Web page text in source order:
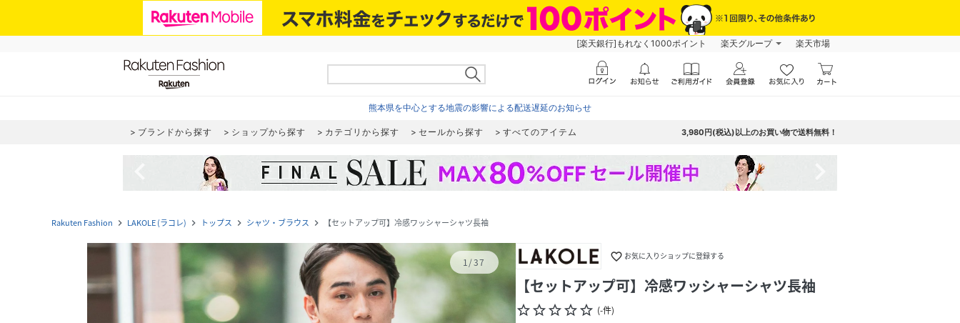
[楽天銀行]もれなく1000ポイント 楽天グループ 楽天市場
熊本県を中心とする地震の影響による配送遅延のお知らせ
ブランドから探す ショップから探す カテゴリから探す セールから探す すべてのアイテム 3,980円(税込)以上のお買い物で送料無料！
Rakuten Fashion navigate_next LAKOLE (ラコレ) navigate_next トップス navigate_next シャツ・ブラウス navigate_next 【セットアップ可】冷感ワッシャーシャツ長袖
1/37 favorite_border お気に入りショップに登録する
【セットアップ可】冷感ワッシャーシャツ長袖
star_borderstar_borderstar_borderstar_borderstar_border (-件)